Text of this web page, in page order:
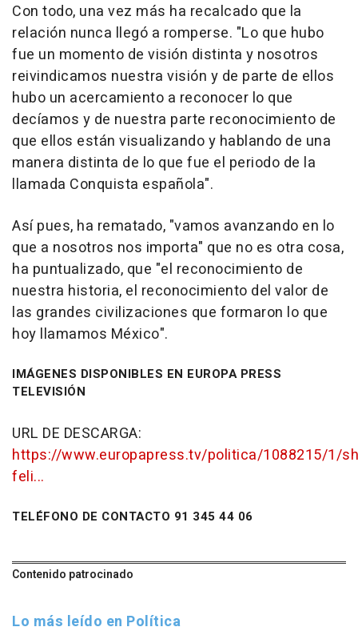
Con todo, una vez más ha recalcado que la
relación nunca llegó a romperse. "Lo que hubo
fue un momento de visión distinta y nosotros
reivindicamos nuestra visión y de parte de ellos
hubo un acercamiento a reconocer lo que
decíamos y de nuestra parte reconocimiento de
que ellos están visualizando y hablando de una
manera distinta de lo que fue el periodo de la
llamada Conquista española".
Así pues, ha rematado, "vamos avanzando en lo
que a nosotros nos importa" que no es otra cosa,
ha puntualizado, que "el reconocimiento de
nuestra historia, el reconocimiento del valor de
las grandes civilizaciones que formaron lo que
hoy llamamos México".
IMÁGENES DISPONIBLES EN EUROPA PRESS
TELEVISIÓN
URL DE DESCARGA:
https://www.europapress.tv/politica/1088215/1/
feli...
TELÉFONO DE CONTACTO 91 345 44 06
Contenido patrocinado
Lo más leído en Política